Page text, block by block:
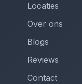
Locaties
Over ons
Blogs
Reviews
Contact